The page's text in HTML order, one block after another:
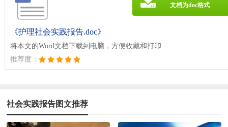
《护理社会实践报告.doc》
将本文的Word文档下载到电脑，方便收藏和打印
推荐度：
文档为doc格式
社会实践报告图文推荐